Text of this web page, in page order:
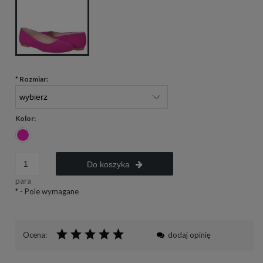
* Rozmiar:
Kolor:
para
Do koszyka
* - Pole wymagane
Ocena: dodaj opinię